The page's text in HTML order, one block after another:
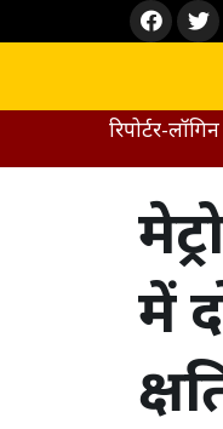
to
Face
boo
Twit
ter
रिपोर्टर-लॉगिन
में